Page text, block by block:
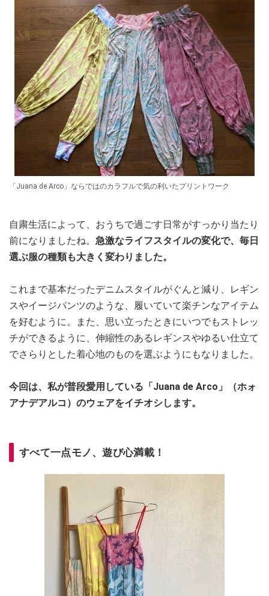
「Juana de Arco」ならではのカラフルで気の利いたプリントワーク
自粛生活によって、おうちで過ごす日常がすっかり当たり
前になりましたね。 急激なライフスタイルの変化で、毎日
選ぶ服の種類も大きく変わりました。
これまで基本だったデニムスタイルがぐんと減り、レギン
スやイージパンツのような、履いていて楽チンなアイテム
を好むように。また、思い立ったときにいつでもストレッ
チができるように、伸縮性のあるレギンスやゆるい仕立て
でさらりとした着心地のものを選ぶようにもなりました。
今回は、私が普段愛用している「Juana de Arco」（ホォ
アナデアルコ）​​​​​​​のウェアをイチオシします。
すべて一点モノ、遊び心満載！